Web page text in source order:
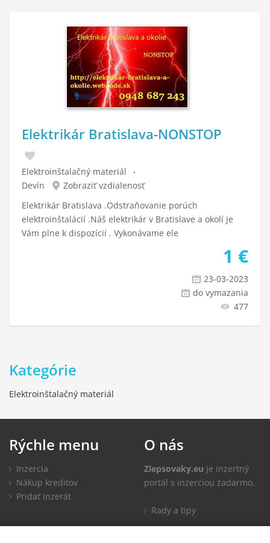
Elektrikár Bratislava-NONSTOP
Elektroinštalačný materiál
Devín
Zobraziť vzdialenosť
Elektrikár Bratislava .Odstraňovanie porúch
elektroinštalácií .Náš elektrikár v Bratislave a okolí je
Vám plne k dispozícií . Vykonávame ele
1 €
23-03-2023
do vymazania
477
Kategórie
Elektroinštalačný materiál
Rýchle menu
Inzercia
Nákup kreditov
Pridať inzerát
O nás
Zlepsovaky.eu je inzertný
portál s inzerciou zadarmo.
Rady a tipy